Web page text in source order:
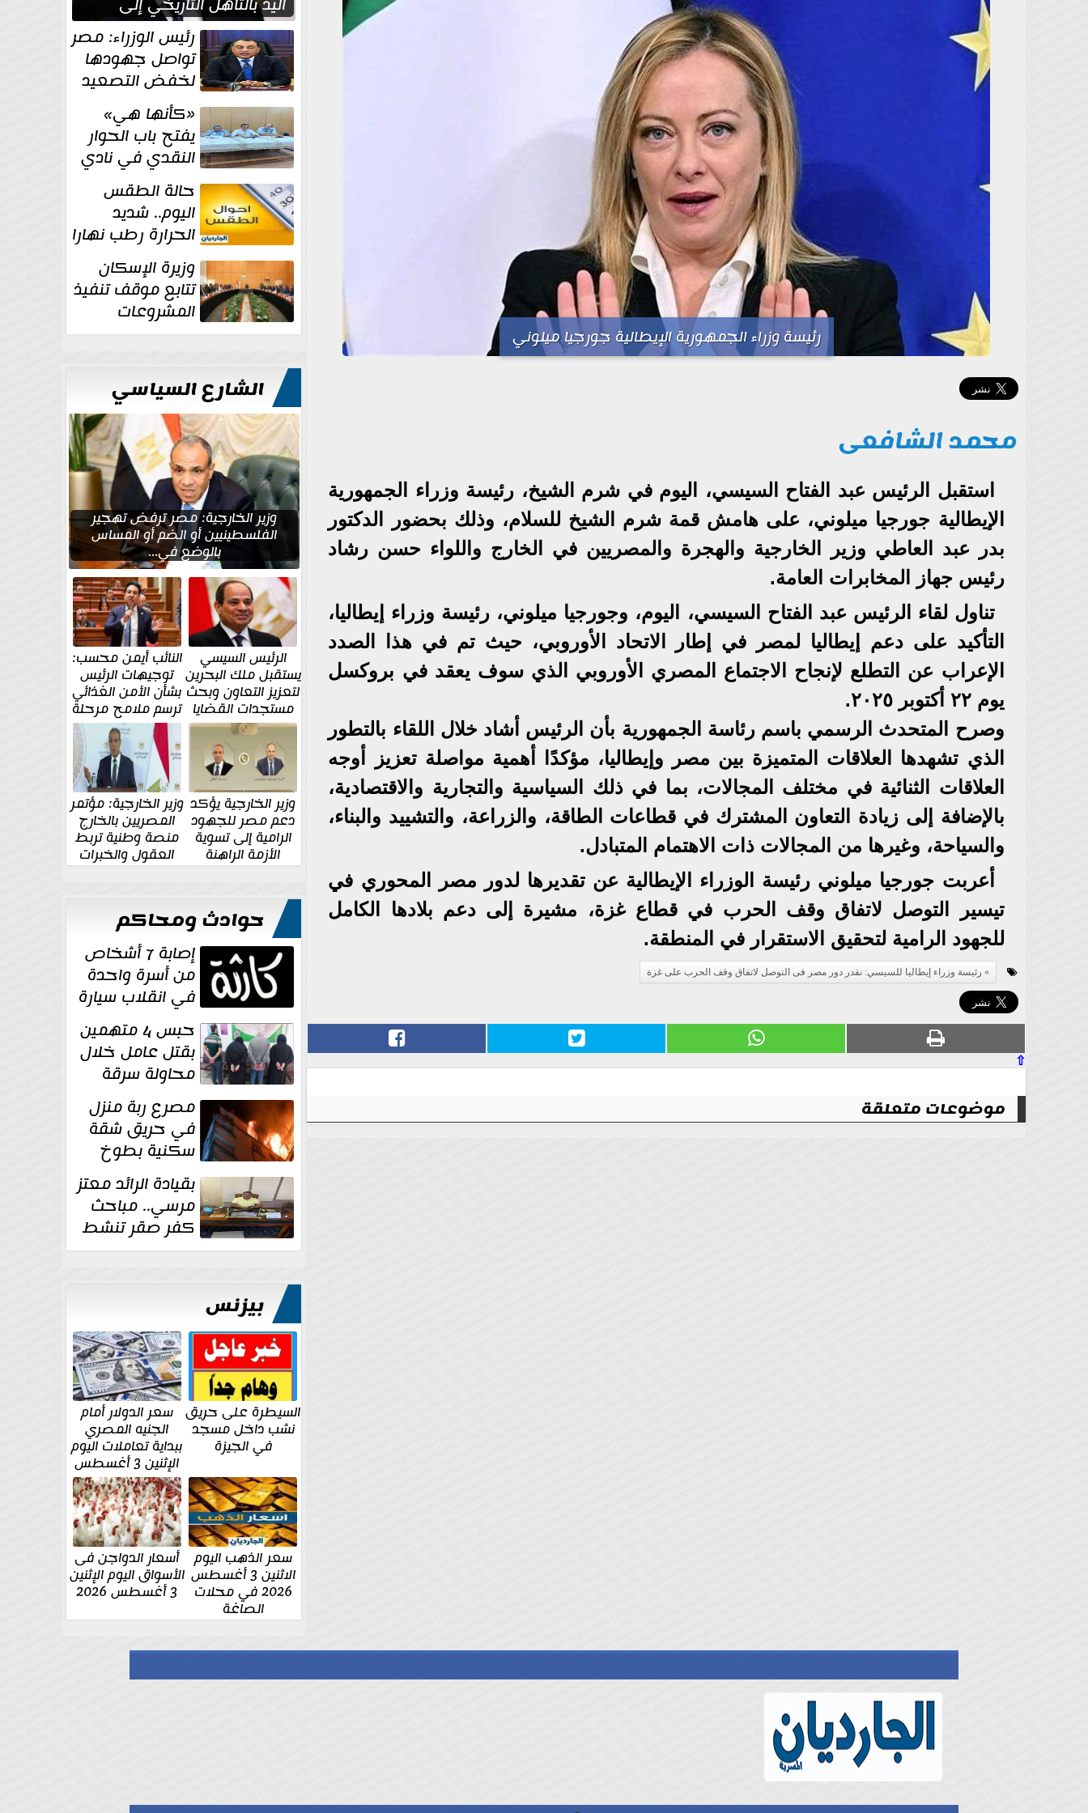
رئيسة وزراء الجمهورية الإيطالية جورجيا ميلوني
محمد الشافعى
استقبل الرئيس عبد الفتاح السيسي، اليوم في شرم الشيخ، رئيسة وزراء الجمهورية
الإيطالية جورجيا ميلوني، على هامش قمة شرم الشيخ للسلام، وذلك بحضور الدكتور
بدر عبد العاطي وزير الخارجية والهجرة والمصريين في الخارج واللواء حسن رشاد
رئيس جهاز المخابرات العامة.
تناول لقاء الرئيس عبد الفتاح السيسي، اليوم، وجورجيا ميلوني، رئيسة وزراء إيطاليا،
التأكيد على دعم إيطاليا لمصر في إطار الاتحاد الأوروبي، حيث تم في هذا الصدد
الإعراب عن التطلع لإنجاح الاجتماع المصري الأوروبي الذي سوف يعقد في بروكسل
يوم ٢٢ أكتوبر ٢٠٢٥.
وصرح المتحدث الرسمي باسم رئاسة الجمهورية بأن الرئيس أشاد خلال اللقاء بالتطور
الذي تشهدها العلاقات المتميزة بين مصر وإيطاليا، مؤكدًا أهمية مواصلة تعزيز أوجه
العلاقات الثنائية في مختلف المجالات، بما في ذلك السياسية والتجارية والاقتصادية،
بالإضافة إلى زيادة التعاون المشترك في قطاعات الطاقة، والزراعة، والتشييد والبناء،
والسياحة، وغيرها من المجالات ذات الاهتمام المتبادل.
أعربت جورجيا ميلوني رئيسة الوزراء الإيطالية عن تقديرها لدور مصر المحوري في
تيسير التوصل لاتفاق وقف الحرب في قطاع غزة، مشيرة إلى دعم بلادها الكامل
للجهود الرامية لتحقيق الاستقرار في المنطقة.
رئيسة وزراء إيطاليا للسيسي: نقدر دور مصر فى التوصل لاتفاق وقف الحرب على غزة
⇧
موضوعات متعلقة
نصف نهائي كأس العالم
رئيس الوزراء: مصر
تواصل جهودها
لخفض التصعيد
والحفاظ على
الاستقرار الإقليمي«كأنها هي»
يفتح باب الحوار
النقدي في نادي
أدب مصر الجديدة
حالة الطقس
اليوم.. شديد
الحرارة رطب نهارا
مائل للحرارة رطب
ليلا.. و... وزيرة الإسكان
تتابع موقف تنفيذ
المشروعات
والخطة
للتعميرالشارع السياسي
وزير الخارجية: مصر ترفض تهجير
الفلسطينيين أو الضم أو المساس
بالوضع في...
الرئيس السيسي
يستقبل ملك البحرين
لتعزيز التعاون وبحث
مستجدات القضايا
الإقليمية والدولية
النائب أيمن محسب:
توجيهات الرئيس
بشأن الأمن الغذائي
ترسم ملامح مرحلة
جديدة
وزير الخارجية يؤكد
دعم مصر للجهود
الرامية إلى تسوية
الأزمة الراهنة
وزير الخارجية: مؤتمر
المصريين بالخارج
منصة وطنية تربط
العقول والخبرات
المصرية بالدولة
حوادث ومحاكم
إصابة 7 أشخاص
من أسرة واحدة
في انقلاب سيارة
بصحراوي المنيا
حبس 4 متهمين
بقتل عامل خلال
محاولة سرقة
دراجة نارية في
المنوفية مصرع ربة منزل
في حريق شقة
سكنية بطوخ
بقيادة الرائد معتز
مرسي.. مباحث
كفر صقر تنشط
بقوة وتوجه
بيزنس
السيطرة على حريق
نشب داخل مسجد
في الجيزة
سعر الدولار أمام
الجنيه المصري
ببداية تعاملات اليوم
الإثنين 3 أغسطس
سعر الذهب اليوم
الاثنين 3 أغسطس
2026 في محلات
الصاغة
أسعار الدواجن فى
الأسواق اليوم الإثنين
3 أغسطس 2026